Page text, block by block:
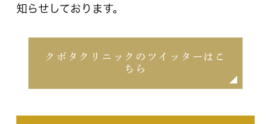
知らせしております。
クボタクリニックのツイッターはこ
ちら